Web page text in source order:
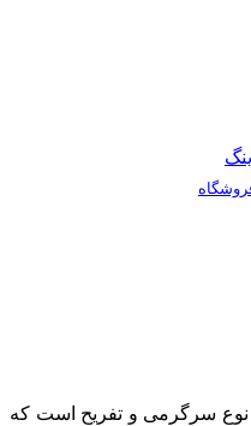
نوع سرگرمی و تفریح است که